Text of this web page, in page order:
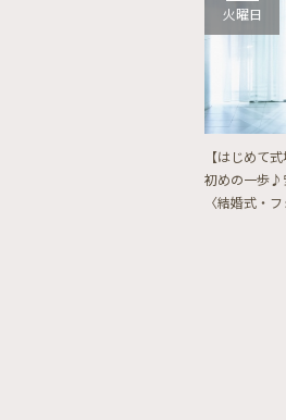
火曜日
【はじめて
初めの一歩♪
〈結婚式・